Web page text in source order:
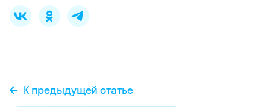
К предыдущей статье